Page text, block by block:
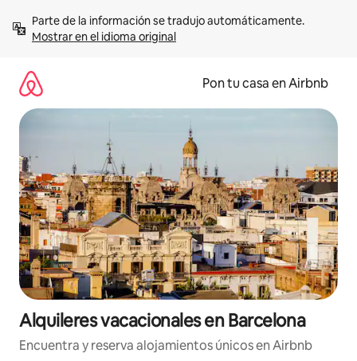
contenidoMostrar en el idioma original
Pon tu casa en Airbnb
Alquileres vacacionales en Barcelona
Encuentra y reserva alojamientos únicos en Airbnb